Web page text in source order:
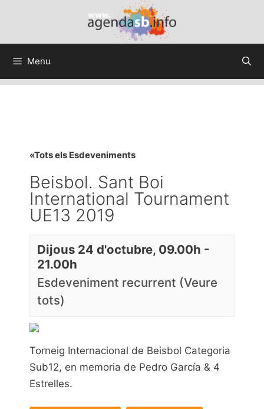
Menu
«Tots els Esdeveniments
Beisbol. Sant Boi
International Tournament
UE13 2019
Dijous 24 d'octubre, 09.00h -
21.00h
Esdeveniment recurrent (Veure
tots)
Torneig Internacional de Beisbol Categoria
Sub12, en memoria de Pedro García & 4
Estrelles.